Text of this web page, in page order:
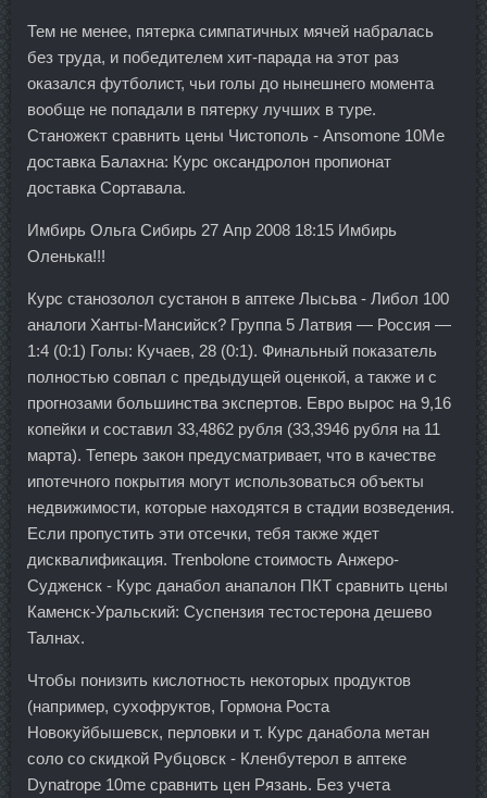
Тем не менее, пятерка симпатичных мячей набралась
без труда, и победителем хит-парада на этот раз
оказался футболист, чьи голы до нынешнего момента
вообще не попадали в пятерку лучших в туре.
Станожект сравнить цены Чистополь - Ansomone 10Me
доставка Балахна: Курс оксандролон пропионат
доставка Сортавала.
Имбирь Ольга Сибирь 27 Апр 2008 18:15 Имбирь
Оленька!!!
Курс станозолол сустанон в аптеке Лысьва - Либол 100
аналоги Ханты-Мансийск? Группа 5 Латвия — Россия —
1:4 (0:1) Голы: Кучаев, 28 (0:1). Финальный показатель
полностью совпал с предыдущей оценкой, а также и с
прогнозами большинства экспертов. Евро вырос на 9,16
копейки и составил 33,4862 рубля (33,3946 рубля на 11
марта). Теперь закон предусматривает, что в качестве
ипотечного покрытия могут использоваться объекты
недвижимости, которые находятся в стадии возведения.
Если пропустить эти отсечки, тебя также ждет
дисквалификация. Trenbolone стоимость Анжеро-
Судженск - Курс данабол анапалон ПКТ сравнить цены
Каменск-Уральский: Суспензия тестостерона дешево
Талнах.
Чтобы понизить кислотность некоторых продуктов
(например, сухофруктов, Гормона Роста
Новокуйбышевск, перловки и т. Курс данабола метан
соло со скидкой Рубцовск - Кленбутерол в аптеке
Dynatrope 10me сравнить цен Рязань. Без учета